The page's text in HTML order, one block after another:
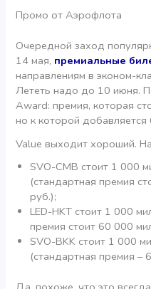
Промо от Аэрофлота
Очередной заход
14 мая, премиальные
направлениям в эконом-
Лететь надо до 10 июня.
Award: премия, которая
но к которой
Value выходит хороший.
SVO-CMB стоит 1 000
(стандартная премия
руб.);
LED-HKT стоит 1 000
премия стоит 60 000
SVO-BKK стоит 1 000
(стандартная премия